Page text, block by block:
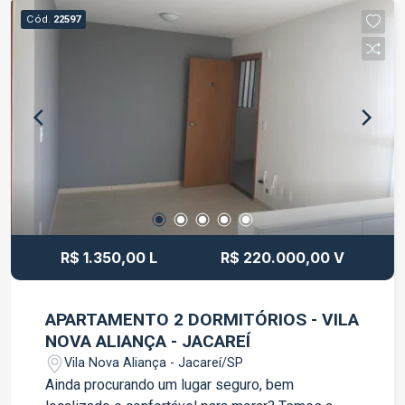
adulto e infantil Área gourmet Salão de festas
Quadra esportiva Academia ao ar livre More com
tranquilidade, segurança e tenha diversas opções
Cód. 22597
R$ 1.350,00 L R$ 220.000,00 V
APARTAMENTO 2 DORMITÓRIOS - VILA
NOVA ALIANÇA - JACAREÍ
Vila Nova Aliança - Jacareí/SP
Ainda procurando um lugar seguro, bem